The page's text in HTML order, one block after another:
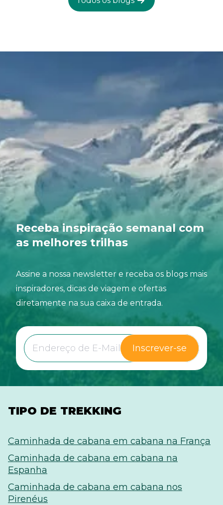
por uma trilha de longa distância, a GR221. Razão
grupo de ilhas no Mar Mediterrâneo que também
Maiorca. Além de uma série de resorts à beira-mar,
a ilha também possui uma paisagem variada e
montanhosa com uma brisa marítima agradável.
Aqui você caminha entre amendoeiras e
laranjeiras e desfruta de vistas do mar e das
montanhas. Enquanto isso, você ouvirá
ocasionalmente uma cabra balindo entre as altas
gramíneas e pode encontrar um pastor com seu
rebanho.
Receba inspiração semanal com
as melhores trilhas
Assine a nossa newsletter e receba os blogs mais
inspiradores, dicas de viagem e ofertas
diretamente na sua caixa de entrada.
Inscrever-se
TIPO DE TREKKING
Caminhada de cabana em cabana na França
Caminhada de cabana em cabana na
Espanha
Caminhada de cabana em cabana nos
Pirenéus